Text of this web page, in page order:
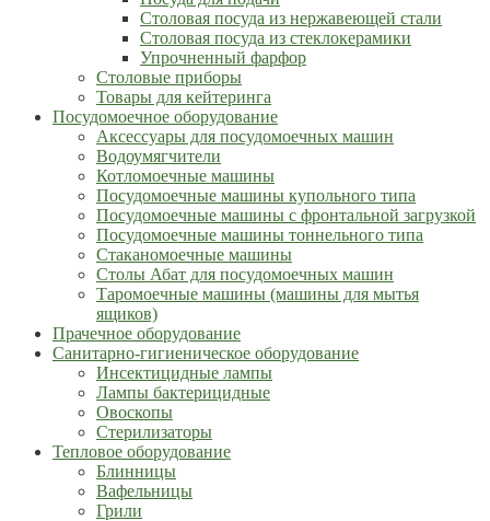
Столовая посуда из нержавеющей стали
Столовая посуда из стеклокерамики
Упрочненный фарфор
Столовые приборы
Товары для кейтеринга
Посудомоечное оборудование
Аксессуары для посудомоечных машин
Водоумягчители
Котломоечные машины
Посудомоечные машины купольного типа
Посудомоечные машины с фронтальной загрузкой
Посудомоечные машины тоннельного типа
Стаканомоечные машины
Столы Абат для посудомоечных машин
Таромоечные машины (машины для мытья
ящиков)
Прачечное оборудование
Санитарно-гигиеническое оборудование
Инсектицидные лампы
Лампы бактерицидные
Овоскопы
Стерилизаторы
Тепловое оборудование
Блинницы
Вафельницы
Грили